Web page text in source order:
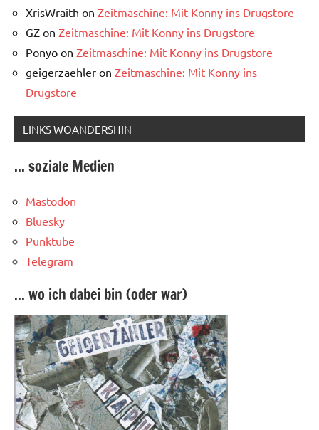
XrisWraith on Zeitmaschine: Mit Konny ins Drugstore
GZ on Zeitmaschine: Mit Konny ins Drugstore
Ponyo on Zeitmaschine: Mit Konny ins Drugstore
geigerzaehler on Zeitmaschine: Mit Konny ins
Drugstore
LINKS WOANDERSHIN
... soziale Medien
Mastodon
Bluesky
Punktube
Telegram
... wo ich dabei bin (oder war)